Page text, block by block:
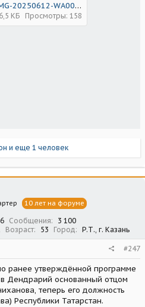
IMG-20250612-WA0047.jpg
КБ Просмотры: 158
и еще 1 человек
10 лет на форуме
Сообщения
3 100
Возраст 53 Город Р.Т., г. Казань
#247
ранее утверждённой программе
Дендрарий основанный отцом
теперь его должность
Республики Татарстан.